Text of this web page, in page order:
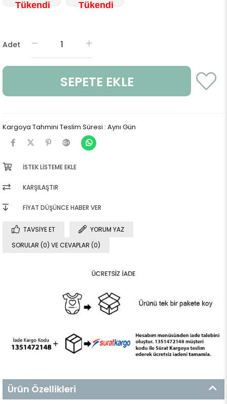
Adet
Kargoya Tahmini Teslim Süresi : Aynı Gün
İSTEK LISTEME EKLE
KARŞILAŞTIR
FIYAT DÜŞÜNCE HABER VER
TAVSIYE ET
YORUM YAZ
SORULAR (0) VE CEVAPLAR (0)
Ürün Özellikleri